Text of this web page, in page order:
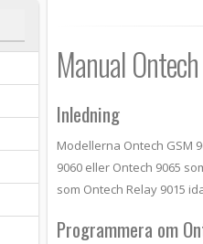
Manual
Inledning
Modellerna Ontech GSM
9060 eller Ontech 9065
som Ontech Relay 9015
Programmera om